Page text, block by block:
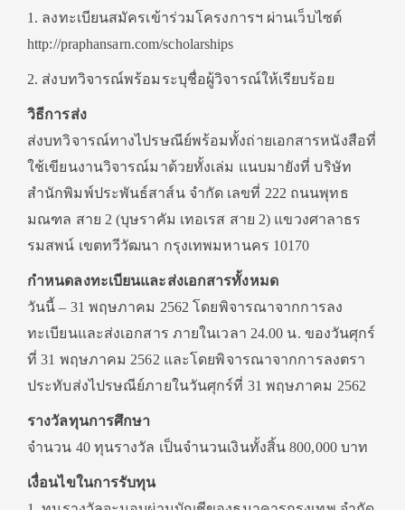
1. ลงทะเบียนสมัครเข้าร่วมโครงการฯ ผ่านเว็บไซต์
http://praphansarn.com/scholarships
2. ส่งบทวิจารณ์พร้อมระบุชื่อผู้วิจารณ์ให้เรียบร้อย
วิธีการส่ง
ส่งบทวิจารณ์ทางไปรษณีย์พร้อมทั้งถ่ายเอกสารหนังสือที่
ใช้เขียนงานวิจารณ์มาด้วยทั้งเล่ม แนบมายังที่ บริษัท
สำนักพิมพ์ประพันธ์สาส์น จำกัด เลขที่ 222 ถนนพุทธ
มณฑล สาย 2 (บุษราคัม เทอเรส สาย 2) แขวงศาลาธร
รมสพน์ เขตทวีวัฒนา กรุงเทพมหานคร 10170
กำหนดลงทะเบียนและส่งเอกสารทั้งหมด
วันนี้ – 31 พฤษภาคม 2562 โดยพิจารณาจากการลง
ทะเบียนและส่งเอกสาร ภายในเวลา 24.00 น. ของวันศุกร์
ที่ 31 พฤษภาคม 2562 และโดยพิจารณาจากการลงตรา
ประทับส่งไปรษณีย์ภายในวันศุกร์ที่ 31 พฤษภาคม 2562
รางวัลทุนการศึกษา
จำนวน 40 ทุนรางวัล เป็นจำนวนเงินทั้งสิ้น 800,000 บาท
เงื่อนไขในการรับทุน